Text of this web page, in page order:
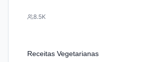
e Evolui a escrita.
8.5K
Receitas Vegetarianas